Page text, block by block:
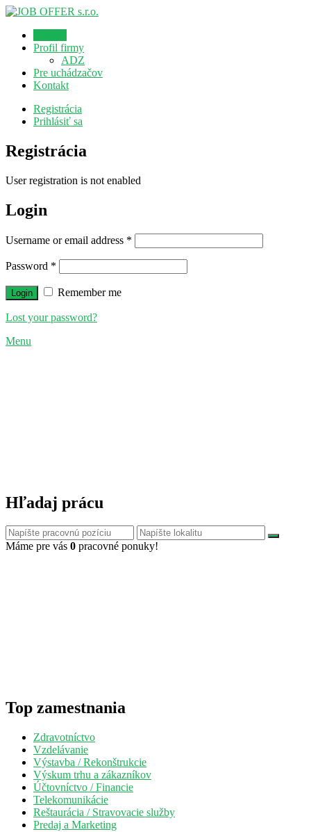
Profil firmy
ADZ
Pre uchádzačov
Kontakt
Registrácia
Prihlásiť sa
Registrácia
User registration is not enabled
Login
Username or email address *
Password *
Remember me
Lost your password?
Menu
Hľadaj prácu
Máme pre vás 0 pracovné ponuky!
Top zamestnania
Zdravotníctvo
Vzdelávanie
Výstavba / Rekonštrukcie
Výskum trhu a zákazníkov
Účtovníctvo / Financie
Telekomunikácie
Reštaurácia / Stravovacie služby
Predaj a Marketing